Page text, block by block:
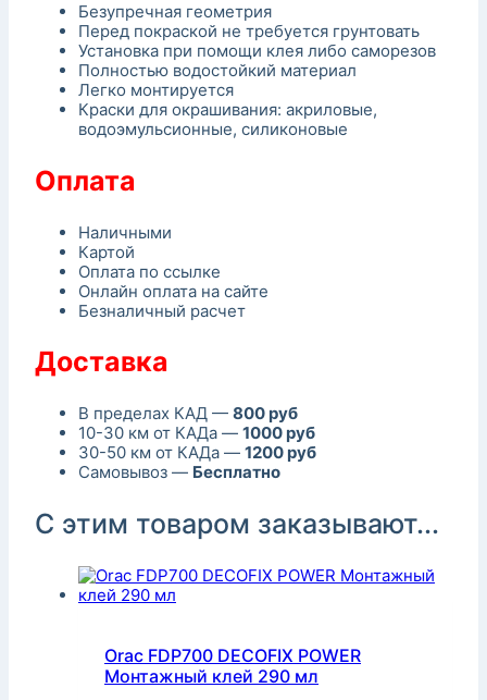
Безупречная геометрия
Перед покраской не требуется грунтовать
Установка при помощи клея либо саморезов
Полностью водостойкий материал
Легко монтируется
Краски для окрашивания: акриловые,
водоэмульсионные, силиконовые
Оплата
Наличными
Картой
Оплата по ссылке
Онлайн оплата на сайте
Безналичный расчет
Доставка
В пределах КАД — 800 руб
10-30 км от КАДа — 1000 руб
30-50 км от КАДа — 1200 руб
Самовывоз — Бесплатно
С этим товаром заказывают...
Orac FDP700 DECOFIX POWER
Монтажный клей 290 мл